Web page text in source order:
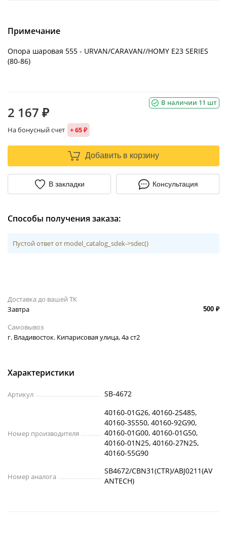
Примечание
Опора шаровая 555 - URVAN/CARAVAN//HOMY E23 SERIES
(80-86)
В наличии 11 шт
2 167 ₽
На бонусный счет + 65 ₽
Добавить в корзину
В закладки Консультация
Способы получения заказа:
Пустой ответ от model_catalog_sdek->sdec()
Доставка до вашей ТК
Завтра
500 ₽
Самовывоз
г. Владивосток. Кипарисовая улица, 4а ст2
Характеристики
Артикул SB-4672
Номер производителя
40160-01G26, 40160-2S485,
40160-3S550, 40160-92G90,
40160-01G00, 40160-01G50,
40160-01N25, 40160-27N25,
40160-55G90
Номер аналога
SB4672/CBN31(CTR)/ABJ0211(AV
ANTECH)